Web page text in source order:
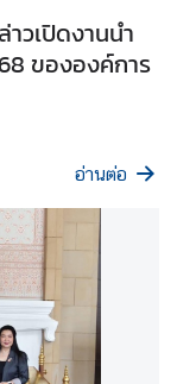
วเปิดงานนำ
ขององค์การ
อ่านต่อ